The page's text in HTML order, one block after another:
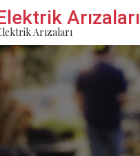
Arızaları
Arızaları